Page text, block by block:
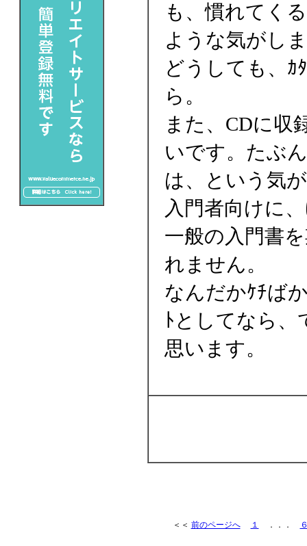
も、慣れてく
ような気がし
どうしても、ｶ
ら。
また、CDに収
いです。たぶ
は、という気
入門者向けに
一般の入門書
れません。
なんだかｹﾁば
ﾄとしてなら
思います。
＜＜ 前のページへ １ ．．．